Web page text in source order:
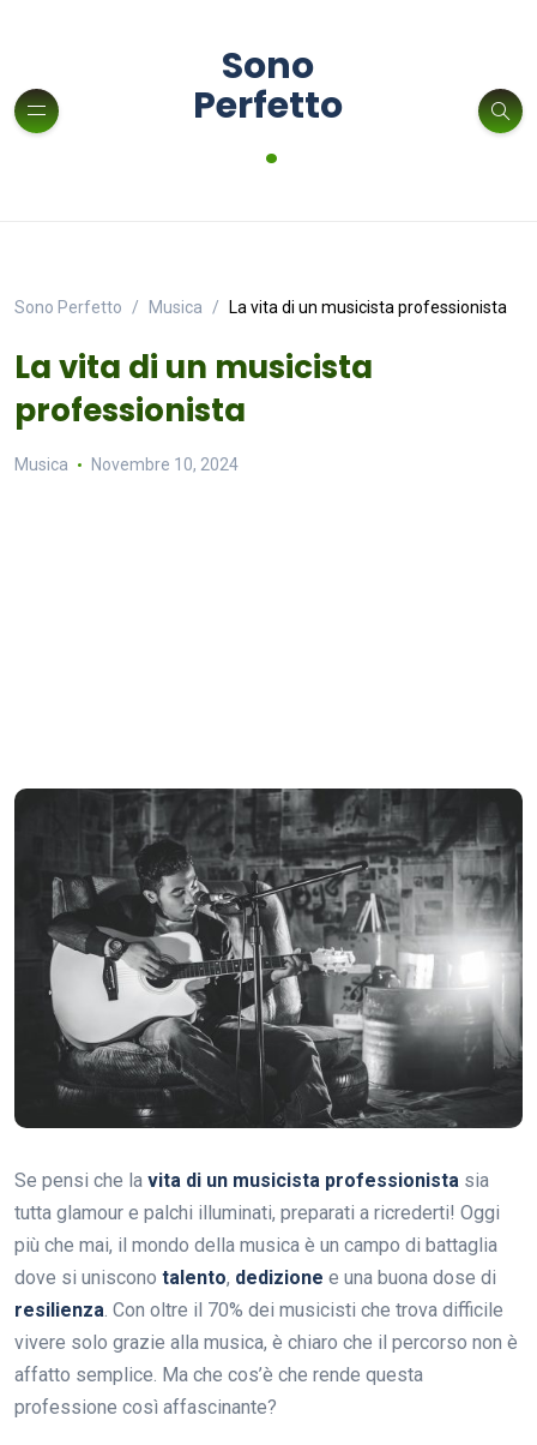
Sono
Perfetto
.
Sono Perfetto Musica La vita di un musicista professionista
La vita di un musicista
professionista
Musica Novembre 10, 2024
Se pensi che la vita di un musicista professionista sia
tutta glamour e palchi illuminati, preparati a ricrederti! Oggi
più che mai, il mondo della musica è un campo di battaglia
dove si uniscono talento, dedizione e una buona dose di
resilienza. Con oltre il 70% dei musicisti che trova difficile
vivere solo grazie alla musica, è chiaro che il percorso non è
affatto semplice. Ma che cos’è che rende questa
professione così affascinante?